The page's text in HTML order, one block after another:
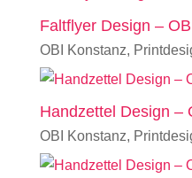
Faltflyer Design –
OBI Konstanz,
Handzettel Design –
OBI Konstanz,